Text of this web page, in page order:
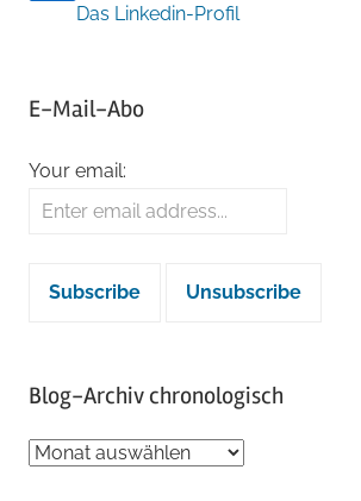
Das Linkedin-Profil
E-Mail-Abo
Your email:
Blog-Archiv chronologisch
Blog-